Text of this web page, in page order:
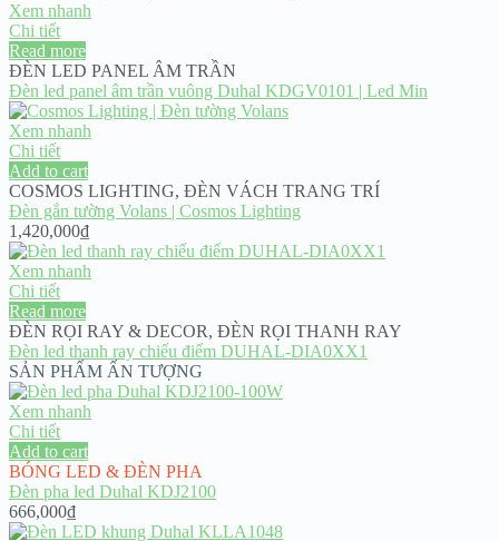
Xem nhanh
Chi tiết
Read more
ĐÈN LED PANEL ÂM TRẦN
Đèn led panel âm trần vuông Duhal KDGV0101 | Led Min
Xem nhanh
Chi tiết
Add to cart
COSMOS LIGHTING, ĐÈN VÁCH TRANG TRÍ
Đèn gắn tường Volans | Cosmos Lighting
1,420,000₫
Xem nhanh
Chi tiết
Read more
ĐÈN RỌI RAY & DECOR, ĐÈN RỌI THANH RAY
Đèn led thanh ray chiếu điểm DUHAL-DIA0XX1
SẢN PHẨM ẤN TƯỢNG
Xem nhanh
Chi tiết
Add to cart
BÓNG LED & ĐÈN PHA
Đèn pha led Duhal KDJ2100
666,000₫